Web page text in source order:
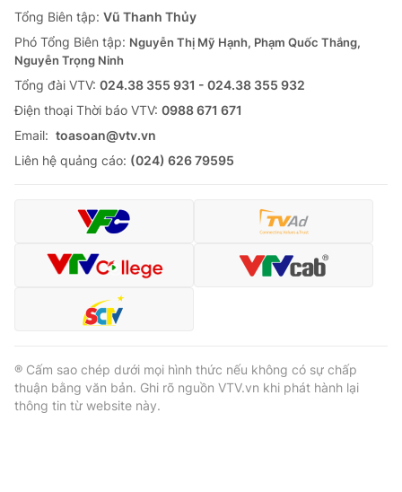
Tổng Biên tập: Vũ Thanh Thủy
Phó Tổng Biên tập: Nguyễn Thị Mỹ Hạnh, Phạm Quốc Thắng,
Nguyễn Trọng Ninh
Tổng đài VTV: 024.38 355 931 - 024.38 355 932
Ðiện thoại Thời báo VTV: 0988 671 671
Email: toasoan@vtv.vn
Liên hệ quảng cáo: (024) 626 79595
® Cấm sao chép dưới mọi hình thức nếu không có sự chấp
thuận bằng văn bản. Ghi rõ nguồn VTV.vn khi phát hành lại
thông tin từ website này.